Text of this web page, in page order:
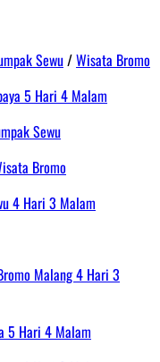
Sewu/Wisata Bromo
5 Hari 4 Malam
Bromo
4 Hari 3 Malam
Malang 4 Hari 3
5 Hari 4 Malam